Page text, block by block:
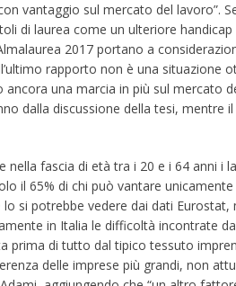
vantaggio sul mercato del lavoro”.
di laurea come un ulteriore handicap
2017 portano a
rapporto non è una situazione
una marcia in più sul mercato
dalla discussione della tesi, mentre
nella fascia di età tra i 20 e i 64 anni i
il 65% di chi può vantare
si potrebbe vedere dai dati Eurostat,
in Italia le difficoltà incontrate
prima di tutto dal tipico tessuto
delle imprese più grandi, non